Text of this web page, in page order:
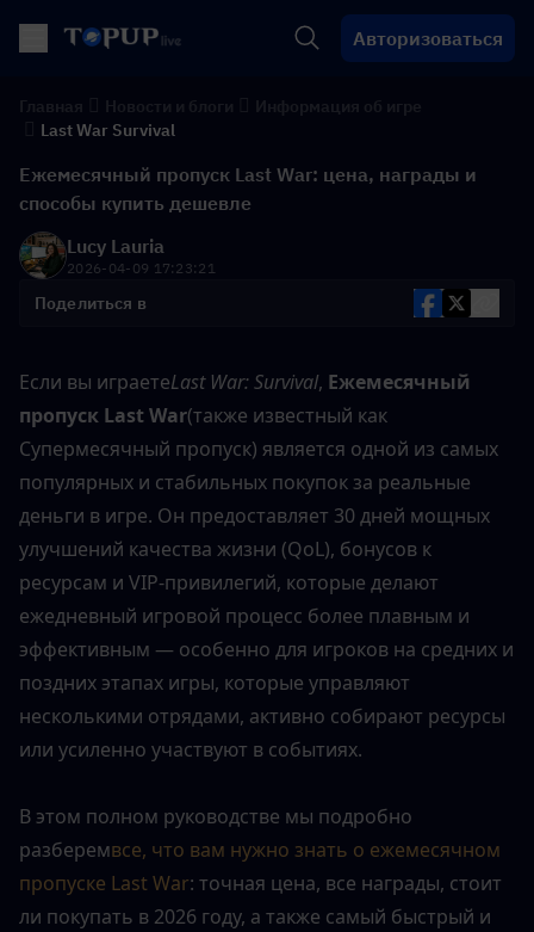
Авторизоваться
Last War Survival
Ежемесячный пропуск Last War: цена, награды и
способы купить дешевле
Lucy Lauria
2026-04-09 17:23:21
Поделиться в
Если вы играетеLast War: Survival, Ежемесячный
пропуск Last War(также известный как
Супермесячный пропуск) является одной из самых
популярных и стабильных покупок за реальные
деньги в игре. Он предоставляет 30 дней мощных
улучшений качества жизни (QoL), бонусов к
ресурсам и VIP-привилегий, которые делают
ежедневный игровой процесс более плавным и
эффективным — особенно для игроков на средних и
поздних этапах игры, которые управляют
несколькими отрядами, активно собирают ресурсы
или усиленно участвуют в событиях.
В этом полном руководстве мы подробно
разберемвсе, что вам нужно знать о ежемесячном
пропуске Last War: точная цена, все награды, стоит
ли покупать в 2026 году, а также самый быстрый и